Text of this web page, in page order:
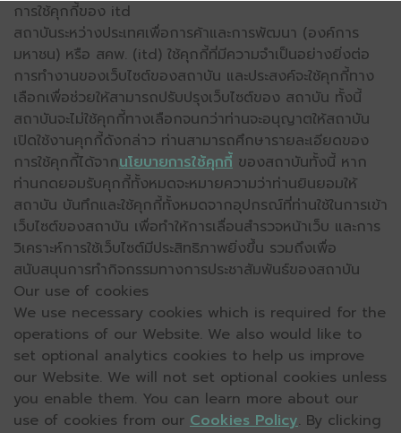
การใช้คุกกี้ของ itd
สถาบันระหว่างประเทศเพื่อการค้าและการพัฒนา (องค์การ
มหาชน) หรือ สคพ. (itd) ใช้คุกกี้ที่มีความจำเป็นอย่างยิ่งต่อ
การทำงานของเว็บไซต์ของสถาบัน และประสงค์จะใช้คุกกี้ทาง
เลือกเพื่อช่วยให้สามารถปรับปรุงเว็บไซต์ของ สถาบัน ทั้งนี้
สถาบันจะไม่ใช้คุกกี้ทางเลือกจนกว่าท่านจะอนุญาตให้สถาบัน
เปิดใช้งานคุกกี้ดังกล่าว ท่านสามารถศึกษารายละเอียดของ
การใช้คุกกี้ได้จากนโยบายการใช้คุกกี้ ของสถาบันทั้งนี้ หาก
ท่านกดยอมรับคุกกี้ทั้งหมดจะหมายความว่าท่านยินยอมให้
สถาบัน บันทึกและใช้คุกกี้ทั้งหมดจากอุปกรณ์ที่ท่านใช้ในการเข้า
เว็บไซต์ของสถาบัน เพื่อทำให้การเลื่อนสำรวจหน้าเว็บ และการ
วิเคราะห์การใช้เว็บไซต์มีประสิทธิภาพยิ่งขึ้น รวมถึงเพื่อ
สนับสนุนการทำกิจกรรมทางการประชาสัมพันธ์ของสถาบัน
Our use of cookies
We use necessary cookies which is required for the
operations of our Website. We also would like to
set optional analytics cookies to help us improve
our Website. We will not set optional cookies unless
you enable them. You can learn more about our
use of cookies from our Cookies Policy. By clicking